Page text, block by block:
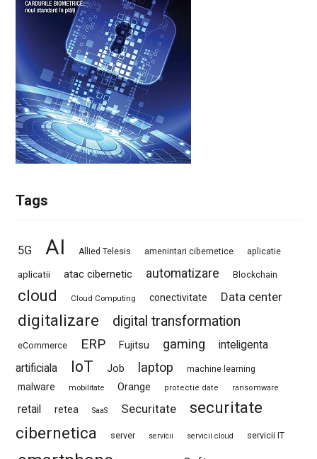
Tags
5G AI Allied Telesis amenintari cibernetice aplicatie
aplicatii atac cibernetic automatizare Blockchain
cloud Cloud Computing conectivitate Data center
digitalizare digital transformation
eCommerce ERP Fujitsu gaming
inteligenta
artificiala
IoT Job laptop machine learning
malware mobilitate Orange protectie date ransomware
retail retea SaaS Securitate
securitate
cibernetica
server servicii servicii cloud servicii IT